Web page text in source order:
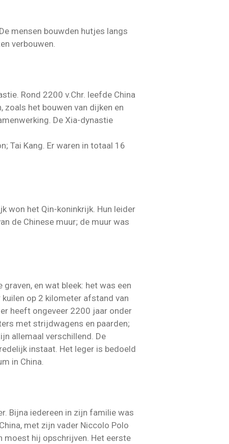
mensen bouwden hutjes langs
verbouwen.
Rond 2200 v.Chr. leefde China
het bouwen van dijken en
De Xia-dynastie
Tai Kang. Er waren in totaal 16
won het Qin-koninkrijk. Hun leider
de Chinese muur; de muur was
en wat bleek: het was een
op 2 kilometer afstand van
heeft ongeveer 2200 jaar onder
met strijdwagens en paarden;
allemaal verschillend. De
instaat. Het leger is bedoeld
in China.
Bijna iedereen in zijn familie was
met zijn vader Niccolo Polo
moest hij opschrijven. Het eerste